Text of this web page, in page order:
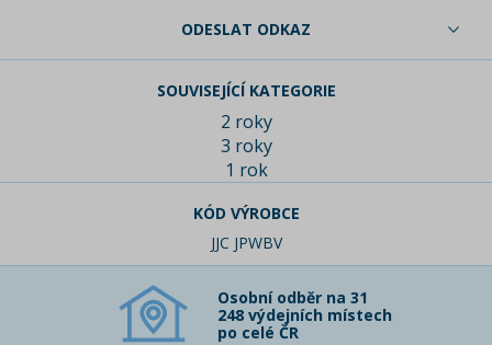
ODESLAT ODKAZ
SOUVISEJÍCÍ KATEGORIE
2 roky
3 roky
1 rok
KÓD VÝROBCE
JJC JPWBV
Osobní odběr na 31
248 výdejních místech
po celé ČR